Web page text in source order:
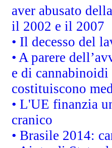
aver abusato
il 2002 e il 2007
• Il decesso del
• A parere
e di
costituiscono
• L'UE finanzia
cranico
• Brasile 2014: